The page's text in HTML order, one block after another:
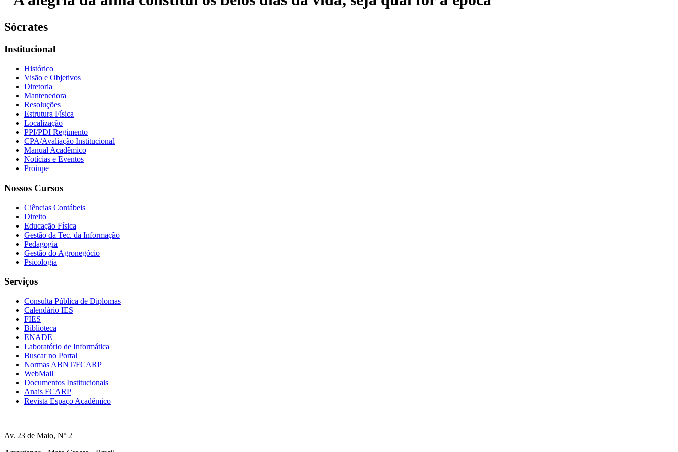
Sócrates
Institucional
Histórico
Visão e Objetivos
Diretoria
Mantenedora
Resoluções
Estrutura Física
Localização
PPI/PDI Regimento
CPA/Avaliação Institucional
Manual Acadêmico
Notícias e Eventos
Proinpe
Nossos Cursos
Ciências Contábeis
Direito
Educação Física
Gestão da Tec. da Informação
Pedagogia
Gestão do Agronegócio
Psicologia
Serviços
Consulta Pública de Diplomas
Calendário IES
FIES
Biblioteca
ENADE
Laboratório de Informática
Buscar no Portal
Normas ABNT/FCARP
WebMail
Documentos Institucionais
Anais FCARP
Revista Espaço Acadêmico
Av. 23 de Maio, Nº 2